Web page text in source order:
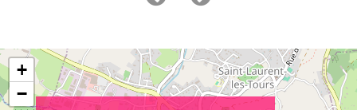
+
−